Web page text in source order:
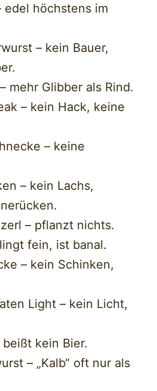
edel höchstens im
– kein Bauer,
mehr Glibber als Rind.
– kein Hack, keine
– keine
– kein Lachs,
– pflanzt nichts.
fein, ist banal.
– kein Schinken,
Light – kein Licht,
kein Bier.
– „Kalb“ oft nur als